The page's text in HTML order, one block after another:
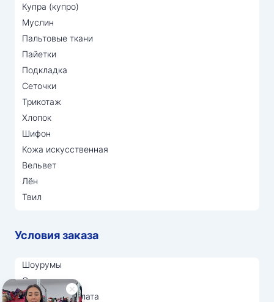
Купра (купро)
Муслин
Пальтовые ткани
Пайетки
Подкладка
Сеточки
Трикотаж
Хлопок
Шифон
Кожа искусственная
Вельвет
Лён
Твил
Условия заказа
Шоурумы
Отзывы
Доставка и оплата